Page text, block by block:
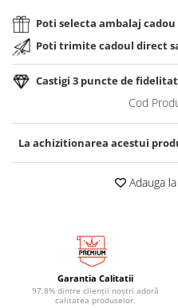
Poti selecta ambalaj
Poti trimite cadoul direct
Castigi 3 puncte de
Cod
La achizitionarea acestui
Adauga
Garantia Calitatii
97.8% dintre clienții noștri adoră
calitatea produselor.